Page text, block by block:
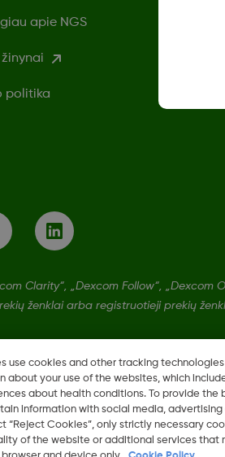
apie NGS
politika
Clarity“, „Dexcom Follow“, „Dexcom
ženklai arba registruotieji prekių
LT
Keisti regioną
use cookies and other tracking
about your use of the websites, which
about health conditions. To provide the
information with social media,
“Reject Cookies”, only strictly necessary
of the website or additional services that